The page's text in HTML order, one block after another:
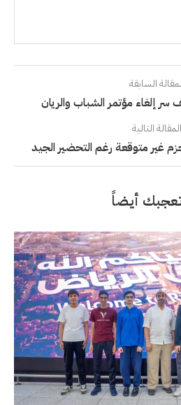
السابقة
سر إلغاء مؤتمر الشباب والريان
المقالة التالية
غير متوقعة رغم التحضير الجيد
أيضاً